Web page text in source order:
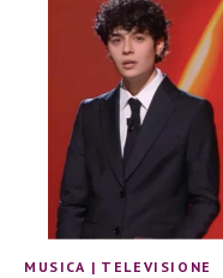
MUSICA | TELEVISIONE